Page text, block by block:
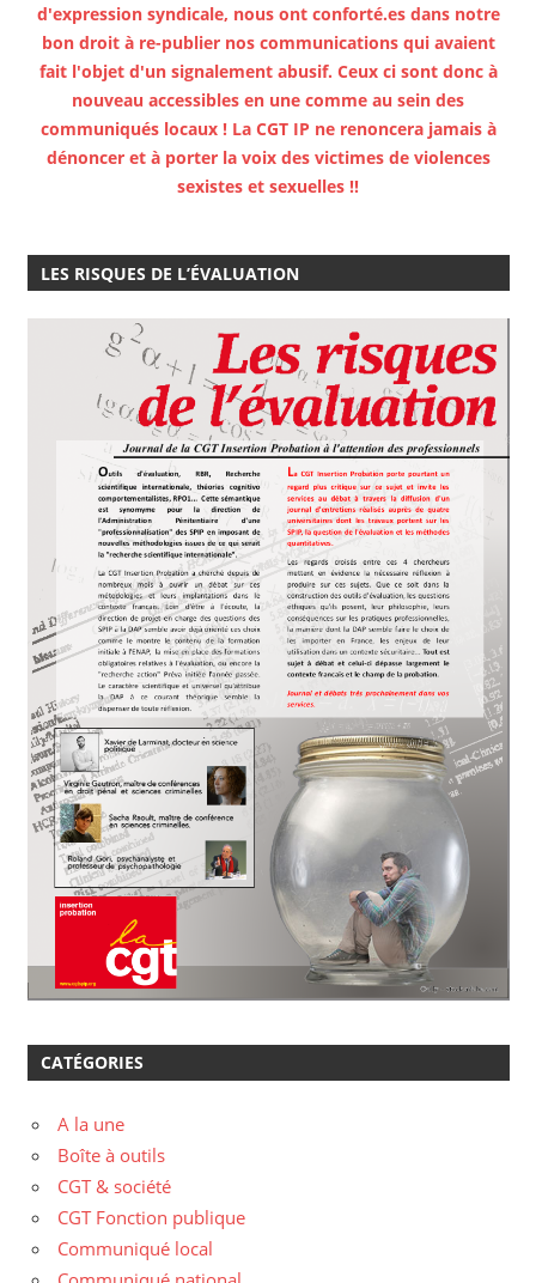
d'expression syndicale, nous ont conforté.es dans notre
bon droit à re-publier nos communications qui avaient
fait l'objet d'un signalement abusif. Ceux ci sont donc à
nouveau accessibles en une comme au sein des
communiqués locaux ! La CGT IP ne renoncera jamais à
dénoncer et à porter la voix des victimes de violences
sexistes et sexuelles !!
LES RISQUES DE L’ÉVALUATION
CATÉGORIES
A la une
Boîte à outils
CGT & société
CGT Fonction publique
Communiqué local